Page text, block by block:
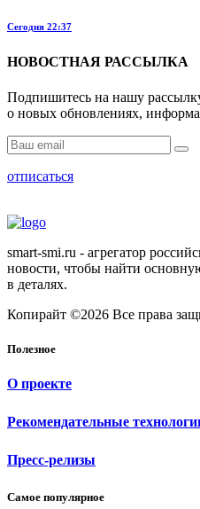
Сегодня 22:37
НОВОСТНАЯ РАССЫЛКА
Подпишитесь на нашу
о новых обновлениях,
отписаться
smart-smi.ru - агрегатор
новости, чтобы найти
в деталях.
Копирайт ©2026 Все права
Полезное
О проекте
Рекомендательные
Пресс-релизы
Самое популярное